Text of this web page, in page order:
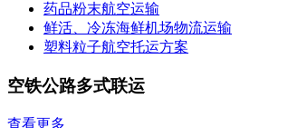
药品粉末航空运输
鲜活、冷冻海鲜机场物流运输
塑料粒子航空托运方案
空铁公路多式联运
查看更多